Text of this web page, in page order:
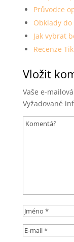
Průvodce
Obklady
Jak vybrat
Recenze
Vložit
Vaše e-
Vyžadované